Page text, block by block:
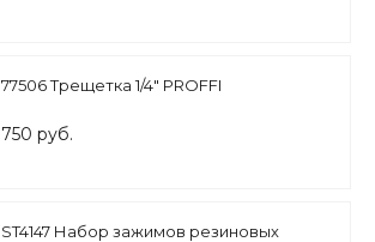
77506 Трещетка 1/4" PROFFI
750 руб.
ST4147 Набор зажимов резиновых